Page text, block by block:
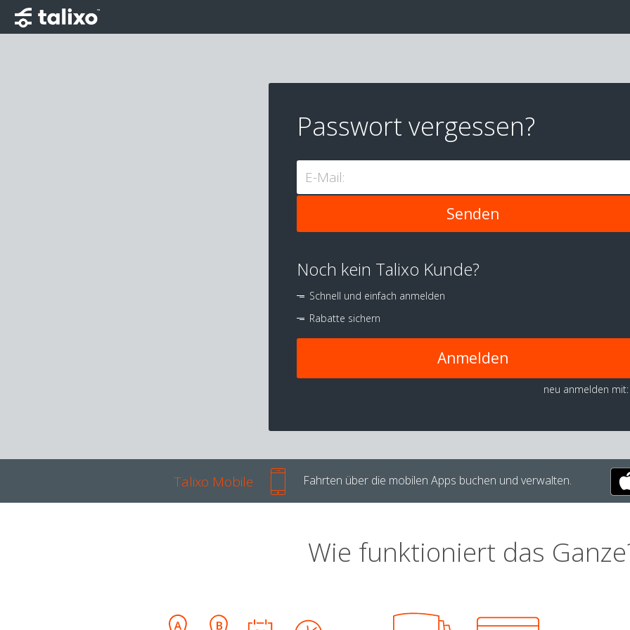
Passwort vergessen?
E-Mail:
Noch kein Talixo Kunde?
Schnell und einfach anmelden
Rabatte sichern
Anmelden
neu anmelden mit:
Talixo Mobile Fahrten über die mobilen Apps buchen und verwalten.
Wie funktioniert das